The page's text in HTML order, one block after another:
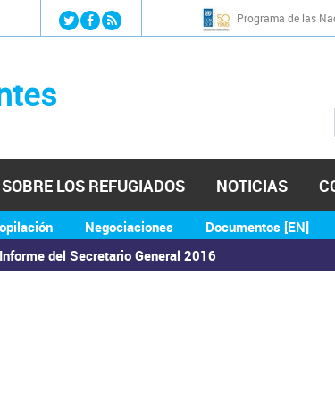
Jump to navigation Programa de las
Informe del Secretario General 2016
Negociaciones Documentos [EN]
LOS REFUGIADOS NOTICIAS